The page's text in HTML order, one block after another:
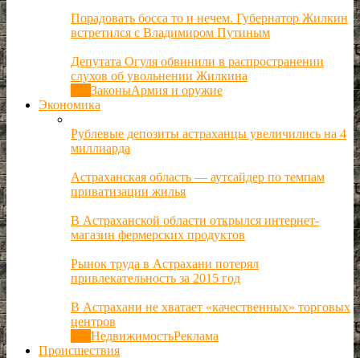
Порадовать босса то и нечем. Губернатор Жилкин
встретился с Владимиром Путиным
Депутата Огуля обвинили в распространении
слухов об увольнении Жилкина
ЗаконыАрмия и оружие
Экономика
Рублевые депозиты астраханцы увеличились на 4
миллиарда
Астраханская область — аутсайдер по темпам
приватизации жилья
В Астраханской области открылся интернет-
магазин фермерских продуктов
Рынок труда в Астрахани потерял
привлекательность за 2015 год
В Астрахани не хватает «качественных» торговых
центров
НедвижимостьРеклама
Происшествия